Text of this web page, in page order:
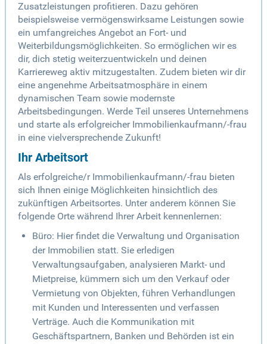
Zusatzleistungen profitieren. Dazu gehören
beispielsweise vermögenswirksame Leistungen sowie
ein umfangreiches Angebot an Fort- und
Weiterbildungsmöglichkeiten. So ermöglichen wir es
dir, dich stetig weiterzuentwickeln und deinen
Karriereweg aktiv mitzugestalten. Zudem bieten wir dir
eine angenehme Arbeitsatmosphäre in einem
dynamischen Team sowie modernste
Arbeitsbedingungen. Werde Teil unseres Unternehmens
und starte als erfolgreicher Immobilienkaufmann/-frau
in eine vielversprechende Zukunft!
Ihr Arbeitsort
Als erfolgreiche/r Immobilienkaufmann/-frau bieten
sich Ihnen einige Möglichkeiten hinsichtlich des
zukünftigen Arbeitsortes. Unter anderem können Sie
folgende Orte während Ihrer Arbeit kennenlernen:
Büro: Hier findet die Verwaltung und Organisation
der Immobilien statt. Sie erledigen
Verwaltungsaufgaben, analysieren Markt- und
Mietpreise, kümmern sich um den Verkauf oder
Vermietung von Objekten, führen Verhandlungen
mit Kunden und Interessenten und verfassen
Verträge. Auch die Kommunikation mit
Geschäftspartnern, Banken und Behörden ist ein